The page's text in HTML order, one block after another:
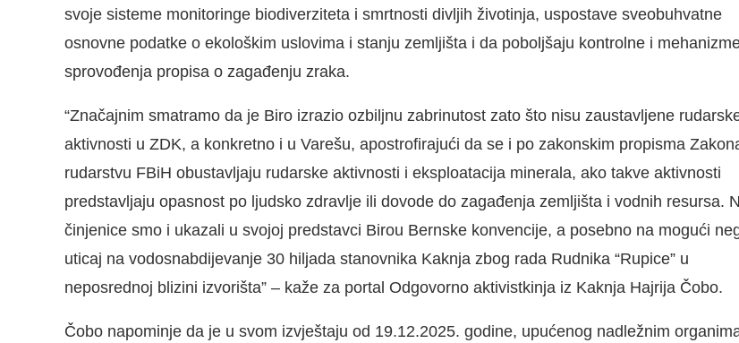
svoje sisteme monitoringe biodiverziteta i smrtnosti divljih životinja, uspostave sveobuhvatne
osnovne podatke o ekološkim uslovima i stanju zemljišta i da poboljšaju kontrolne i
sprovođenja propisa o zagađenju zraka.
“Značajnim smatramo da je Biro izrazio ozbiljnu zabrinutost zato što nisu zaustavljene
aktivnosti u ZDK, a konkretno i u Varešu, apostrofirajući da se i po zakonskim propisma
rudarstvu FBiH obustavljaju rudarske aktivnosti i eksploatacija minerala, ako takve aktivnosti
predstavljaju opasnost po ljudsko zdravlje ili dovode do zagađenja zemljišta i vodnih resursa.
činjenice smo i ukazali u svojoj predstavci Birou Bernske konvencije, a posebno na mogući
uticaj na vodosnabdijevanje 30 hiljada stanovnika Kaknja zbog rada Rudnika “Rupice” u
neposrednoj blizini izvorišta” – kaže za portal Odgovorno aktivistkinja iz Kaknja Hajrija Čobo.
Čobo napominje da je u svom izvještaju od 19.12.2025. godine, upućenog nadležnim